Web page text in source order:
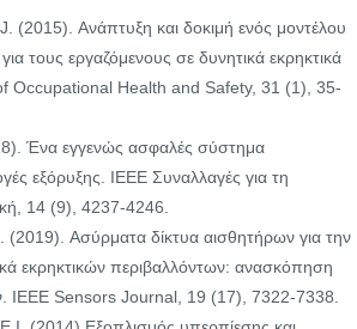
(2015). Ανάπτυξη και δοκιμή ενός μοντέλου
τους εργαζόμενους σε δυνητικά εκρηκτικά
Occupational Health and Safety, 31 (1), 35-
Ένα εγγενώς ασφαλές σύστημα
εξόρυξης. IEEE Συναλλαγές για τη
14 (9), 4237-4246.
Ασύρματα δίκτυα αισθητήρων για την
εκρηκτικών περιβαλλόντων: ανασκόπηση
IEEE Sensors Journal, 19 (17), 7322-7338.